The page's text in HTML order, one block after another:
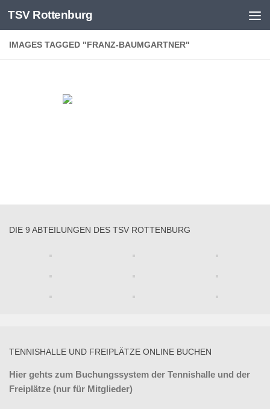
Skip to content
TSV Rottenburg
IMAGES TAGGED "FRANZ-BAUMGARTNER"
DIE 9 ABTEILUNGEN DES TSV ROTTENBURG
TENNISHALLE UND FREIPLÄTZE ONLINE BUCHEN
Hier gehts zum Buchungssystem der Tennishalle und der
Freiplätze (nur für Mitglieder)